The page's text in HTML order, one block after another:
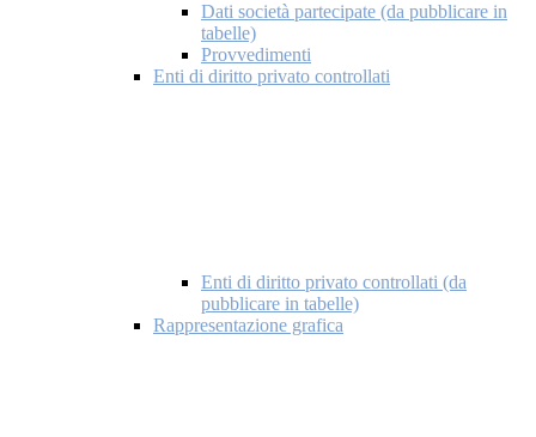
Dati società partecipate (da pubblicare in
tabelle)
Provvedimenti
Enti di diritto privato controllati
Enti di diritto privato controllati (da
pubblicare in tabelle)
Rappresentazione grafica